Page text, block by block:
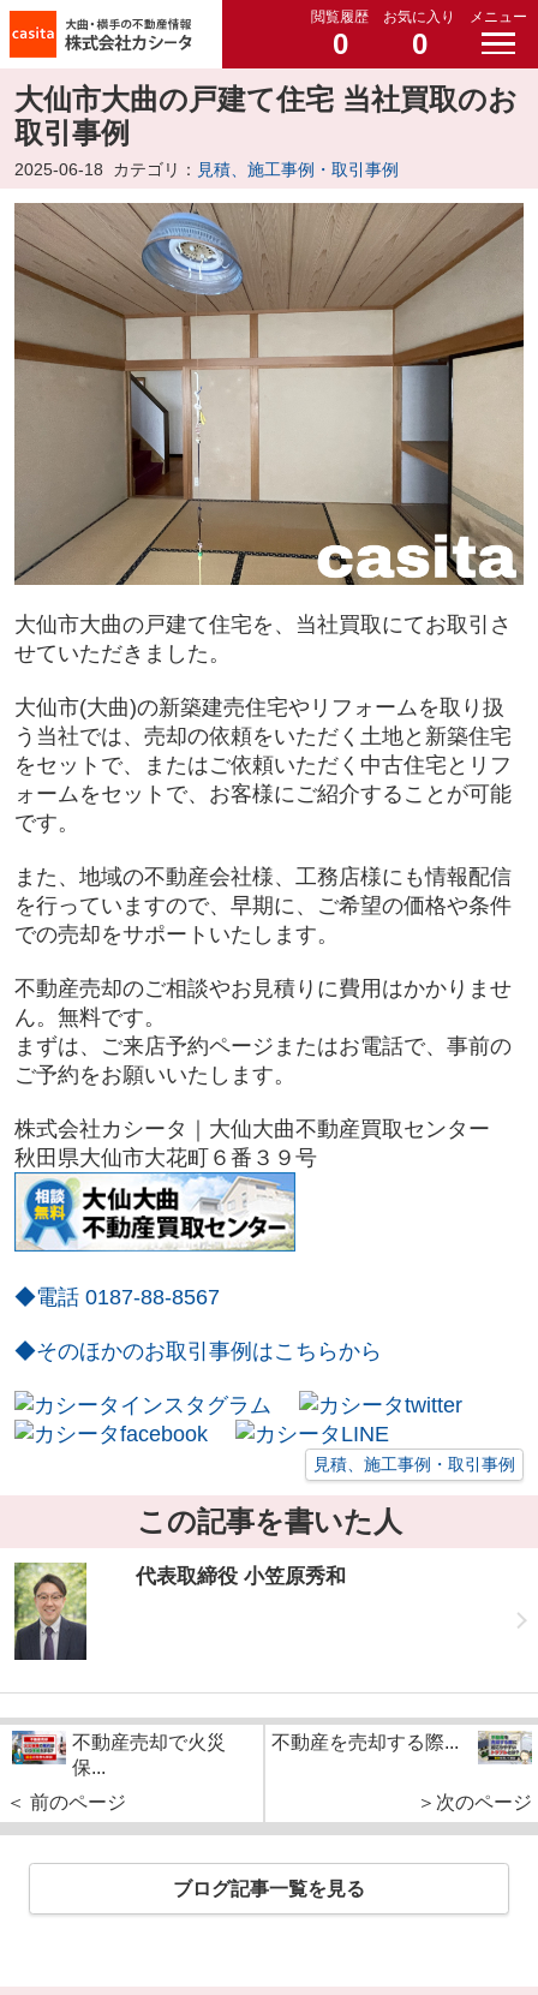
閲覧履歴
0
お気に入り
0
メニュー
大仙市大曲の戸建て住宅 当社買取のお
取引事例
2025-06-18 カテゴリ： 見積、施工事例・取引事例
大仙市大曲の戸建て住宅を、当社買取にてお取引さ
せていただきました。
大仙市(大曲)の新築建売住宅やリフォームを取り扱
う当社では、売却の依頼をいただく土地と新築住宅
をセットで、またはご依頼いただく中古住宅とリフ
ォームをセットで、お客様にご紹介することが可能
です。
また、地域の不動産会社様、工務店様にも情報配信
を行っていますので、早期に、ご希望の価格や条件
での売却をサポートいたします。
不動産売却のご相談やお見積りに費用はかかりませ
ん。無料です。
まずは、ご来店予約ページまたはお電話で、事前の
ご予約をお願いいたします。
株式会社カシータ｜大仙大曲不動産買取センター
秋田県大仙市大花町６番３９号
◆電話 0187-88-8567
◆そのほかのお取引事例はこちらから
見積、施工事例・取引事例
この記事を書いた人
代表取締役 小笠原秀和
不動産売却で火災
保...
＜ 前のページ
不動産を売却する際...
＞次のページ
ブログ記事一覧を見る